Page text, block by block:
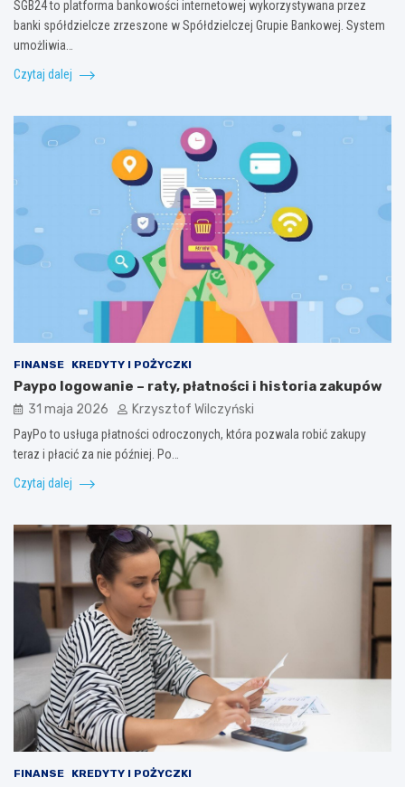
SGB24 to platforma bankowości internetowej wykorzystywana przez
banki spółdzielcze zrzeszone w Spółdzielczej Grupie Bankowej. System
umożliwia…
Czytaj dalej
FINANSE KREDYTY I POŻYCZKI
Paypo logowanie – raty, płatności i historia zakupów
31 maja 2026 Krzysztof Wilczyński
PayPo to usługa płatności odroczonych, która pozwala robić zakupy
teraz i płacić za nie później. Po…
Czytaj dalej
FINANSE KREDYTY I POŻYCZKI